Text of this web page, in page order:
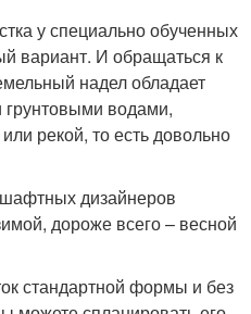
у специально обученных
вариант. И обращаться к
надел обладает
водами,
рекой, то есть довольно
дизайнеров
дороже всего – весной
стандартной формы и без